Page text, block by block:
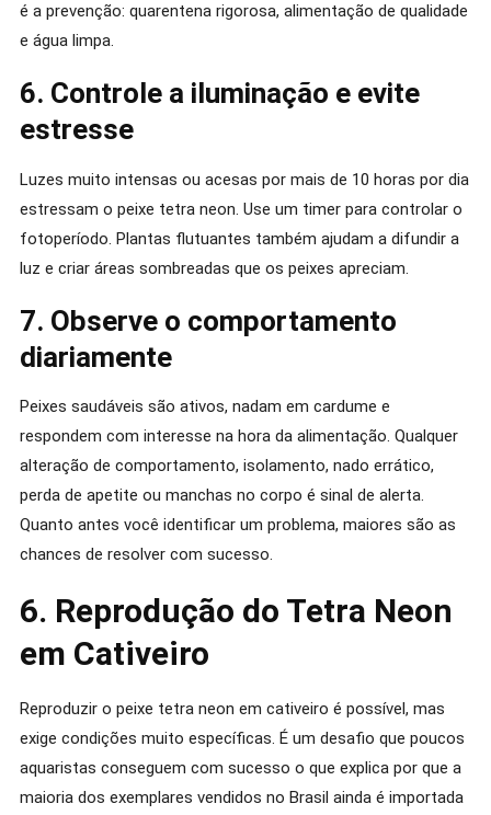
é a prevenção: quarentena rigorosa, alimentação de qualidade
e água limpa.
6. Controle a iluminação e evite
estresse
Luzes muito intensas ou acesas por mais de 10 horas por dia
estressam o peixe tetra neon. Use um timer para controlar o
fotoperíodo. Plantas flutuantes também ajudam a difundir a
luz e criar áreas sombreadas que os peixes apreciam.
7. Observe o comportamento
diariamente
Peixes saudáveis são ativos, nadam em cardume e
respondem com interesse na hora da alimentação. Qualquer
alteração de comportamento, isolamento, nado errático,
perda de apetite ou manchas no corpo é sinal de alerta.
Quanto antes você identificar um problema, maiores são as
chances de resolver com sucesso.
6. Reprodução do Tetra Neon
em Cativeiro
Reproduzir o peixe tetra neon em cativeiro é possível, mas
exige condições muito específicas. É um desafio que poucos
aquaristas conseguem com sucesso o que explica por que a
maioria dos exemplares vendidos no Brasil ainda é importada